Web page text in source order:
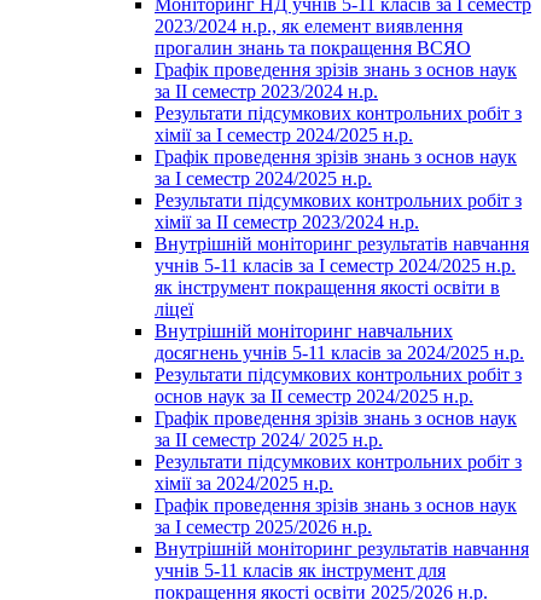
Моніторинг НД учнів 5-11 класів за І семестр
2023/2024 н.р., як елемент виявлення
прогалин знань та покращення ВСЯО
Графік проведення зрізів знань з основ наук
за ІІ семестр 2023/2024 н.р.
Результати підсумкових контрольних робіт з
хімії за І семестр 2024/2025 н.р.
Графік проведення зрізів знань з основ наук
за І семестр 2024/2025 н.р.
Результати підсумкових контрольних робіт з
хімії за ІІ семестр 2023/2024 н.р.
Внутрішній моніторинг результатів навчання
учнів 5-11 класів за І семестр 2024/2025 н.р.
як інструмент покращення якості освіти в
ліцеї
Внутрішній моніторинг навчальних
досягнень учнів 5-11 класів за 2024/2025 н.р.
Результати підсумкових контрольних робіт з
основ наук за ІІ семестр 2024/2025 н.р.
Графік проведення зрізів знань з основ наук
за ІІ семестр 2024/ 2025 н.р.
Результати підсумкових контрольних робіт з
хімії за 2024/2025 н.р.
Графік проведення зрізів знань з основ наук
за І семестр 2025/2026 н.р.
Внутрішній моніторинг результатів навчання
учнів 5-11 класів як інструмент для
покращення якості освіти 2025/2026 н.р.